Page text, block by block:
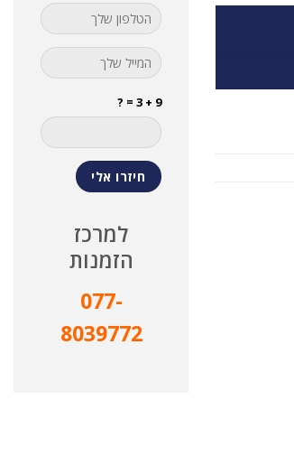
9 + 3 = ?
למרכז
הזמנות
077-
8039772